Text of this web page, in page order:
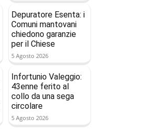
Depuratore Esenta: i
Comuni mantovani
chiedono garanzie
per il Chiese
5 Agosto 2026
Infortunio Valeggio:
43enne ferito al
collo da una sega
circolare
5 Agosto 2026